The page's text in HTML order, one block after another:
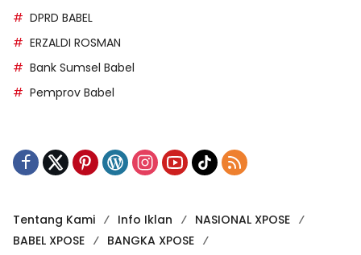
Bank Sumsel Babel
Pemprov Babel
Tentang Kami Info Iklan
NASIONAL XPOSE
Media dan Pemerintah Sinergi Bangkitkan Ekonomi
Babel